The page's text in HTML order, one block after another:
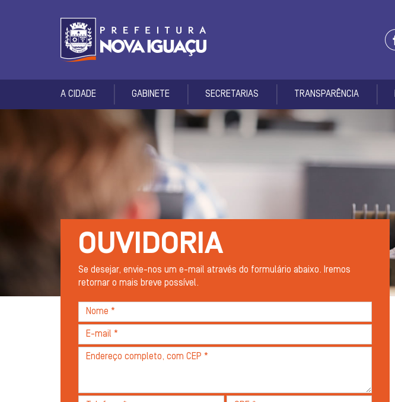
A CIDADE GABINETE SECRETARIAS TRANSPARÊNCIA
OUVIDORIA
Se desejar, envie-nos um e-mail através do formulário abaixo. Iremos
retornar o mais breve possível.
Nome
*
E-
mail
Endereço
CEP